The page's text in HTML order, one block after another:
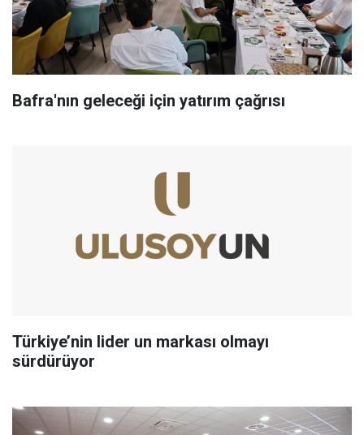
Bafra'nın geleceği için yatırım çağrısı
Türkiye’nin lider un markası olmayı
sürdürüyor